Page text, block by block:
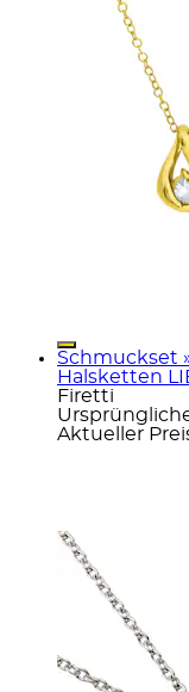
Schmuckset
Halsketten
Firetti
Aktueller